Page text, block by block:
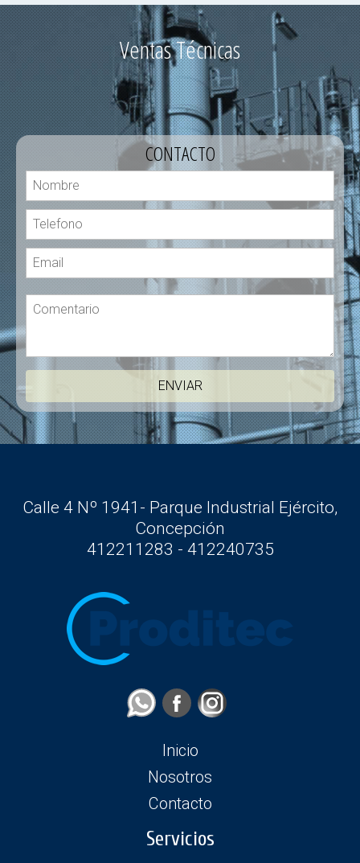
Ventas Técnicas
CONTACTO
Calle 4 Nº 1941- Parque Industrial Ejército,
Concepción
412211283 - 412240735
Inicio
Nosotros
Contacto
Servicios